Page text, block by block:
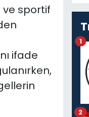
ve sportif
ifade
1
2